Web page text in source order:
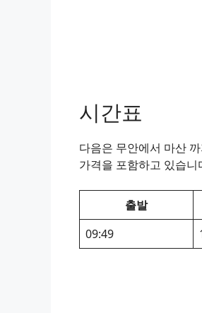
시간표
다음은 무안에서 마산
가격을 포함하고 있습니
출발
09:49